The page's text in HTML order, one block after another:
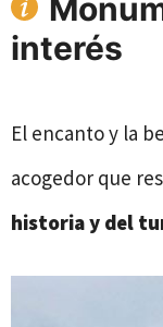
interés
El encanto y la
acogedor que
historia y del